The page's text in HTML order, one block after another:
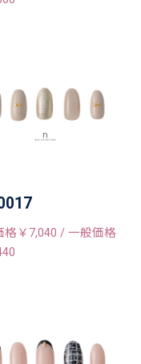
格￥7,040 / 一般価格